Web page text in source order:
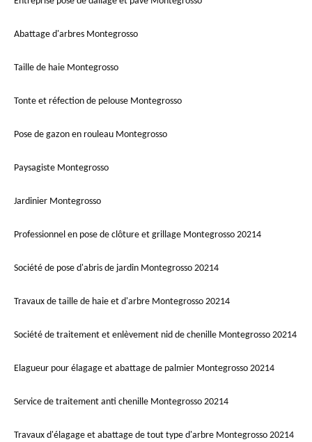
Abattage d'arbres Montegrosso
Taille de haie Montegrosso
Tonte et réfection de pelouse Montegrosso
Pose de gazon en rouleau Montegrosso
Paysagiste Montegrosso
Jardinier Montegrosso
Professionnel en pose de clôture et grillage Montegrosso 20214
Société de pose d'abris de jardin Montegrosso 20214
Travaux de taille de haie et d'arbre Montegrosso 20214
Société de traitement et enlèvement nid de chenille Montegrosso 20214
Elagueur pour élagage et abattage de palmier Montegrosso 20214
Service de traitement anti chenille Montegrosso 20214
Travaux d'élagage et abattage de tout type d'arbre Montegrosso 20214